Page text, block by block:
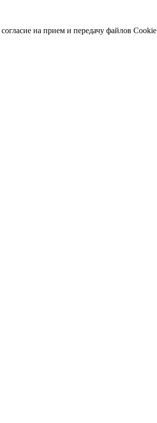
на прием и передачу файлов Cookie